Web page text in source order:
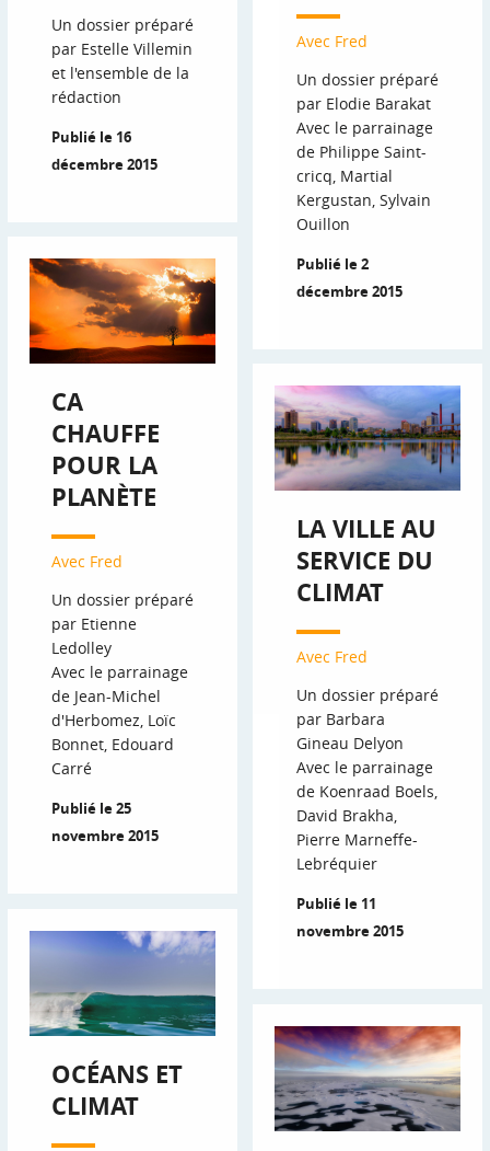
Un dossier préparé
par Estelle Villemin
et l'ensemble de la
rédaction
Publié le 16
décembre 2015
Avec Fred
Un dossier préparé
par Elodie Barakat
Avec le parrainage
de Philippe Saint-
cricq, Martial
Kergustan, Sylvain
Ouillon
Publié le 2
décembre 2015
CA
CHAUFFE
POUR LA
PLANÈTE
Avec Fred
Un dossier préparé
par Etienne
Ledolley
Avec le parrainage
de Jean-Michel
d'Herbomez, Loïc
Bonnet, Edouard
Carré
Publié le 25
novembre 2015
LA VILLE AU
SERVICE DU
CLIMAT
Avec Fred
Un dossier préparé
par Barbara
Gineau Delyon
Avec le parrainage
de Koenraad Boels,
David Brakha,
Pierre Marneffe-
Lebréquier
Publié le 11
novembre 2015
OCÉANS ET
CLIMAT